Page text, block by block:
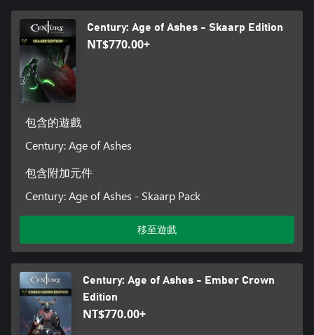
Century: Age of Ashes - Skaarp Edition
NT$770.00+
包含的遊戲
Century: Age of Ashes
包含附加元件
Century: Age of Ashes - Skaarp Pack
移至遊戲
Century: Age of Ashes - Ember Crown
Edition
NT$770.00+